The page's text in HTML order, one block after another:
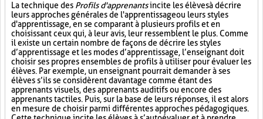
La technique des Profils d'apprenantsincite les élèves à décrire
leurs approches générales de l'apprentissage ou leurs styles
d'apprentissage, en se comparant à plusieurs profils et en
choisissant ceux qui, à leur avis, leur ressemblent le plus. Comme
il existe un certain nombre de façons de décrire les styles
d’apprentissage et les modes d’apprentissage, l’enseignant doit
choisir ses propres ensembles de profils à utiliser pour évaluer les
élèves. Par exemple, un enseignant pourrait demander à ses
élèves s’ils se considèrent davantage comme étant des
apprenants visuels, des apprenants auditifs ou encore des
apprenants tactiles. Puis, sur la base de leurs réponses, il est alors
en mesure de choisir parmi différentes approches pédagogiques.